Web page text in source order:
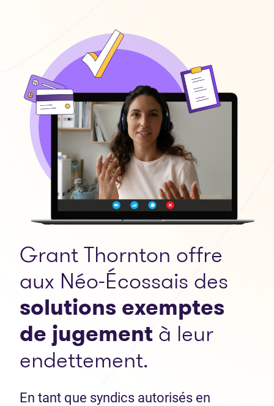
Grant Thornton offre
aux Néo-Écossais des
solutions exemptes
de jugementà leur
endettement.
En tant que syndics autorisés en